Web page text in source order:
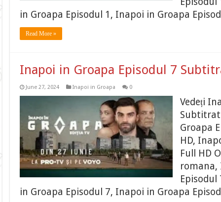
in Groapa Episodul 1, Inapoi in Groapa
Read More »
Inapoi in Groapa Episodul 7
June 27, 2024 Inapoi in Groapa 0
Vedeți
Groapa
HD,
Full HD
romana,
Episodul
in Groapa Episodul 7, Inapoi in Groapa